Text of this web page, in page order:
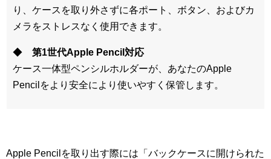
り、ケースを取り外さずに各ポート、ボタン、およびカ
メラをストレスなく使用できます。
◆ 第1世代Apple Pencil対応
ケース一体型ペンシルホルダーが、あなたのApple
Pencilをより安全により使いやすく保管します。
Apple Pencilを取り出す際には「バックケースに開けられた